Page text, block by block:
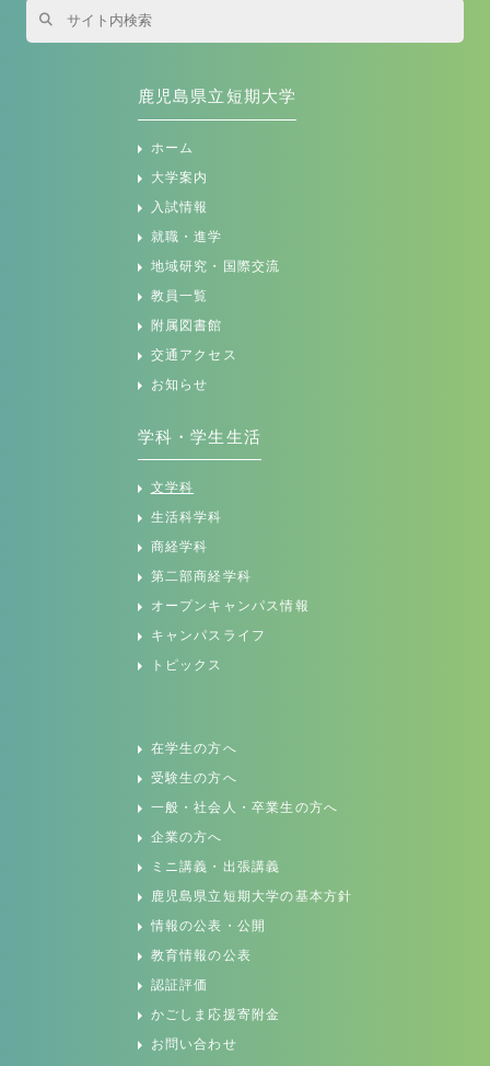
鹿児島県立短期大学
ホーム
大学案内
入試情報
就職・進学
地域研究・国際交流
教員一覧
附属図書館
交通アクセス
お知らせ
学科・学生生活
文学科
生活科学科
商経学科
第二部商経学科
オープンキャンパス情報
キャンパスライフ
トピックス
在学生の方へ
受験生の方へ
一般・社会人・卒業生の方へ
企業の方へ
ミニ講義・出張講義
鹿児島県立短期大学の基本方針
情報の公表・公開
教育情報の公表
認証評価
かごしま応援寄附金
お問い合わせ